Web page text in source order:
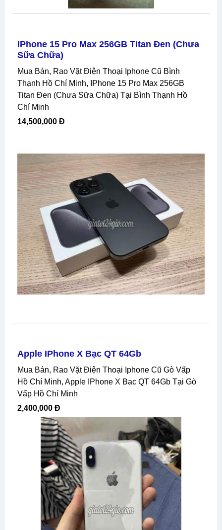
IPhone 15 Pro Max 256GB Titan Đen (chưa
Sữa Chữa)
Mua Bán, Rao Vặt Điện Thoại Iphone Cũ Bình
Thạnh Hồ Chí Minh, IPhone 15 Pro Max 256GB
Titan Đen (chưa Sữa Chữa) Tại Bình Thạnh Hồ
Chí Minh
14,500,000 Đ
Apple IPhone X Bạc QT 64Gb
Mua Bán, Rao Vặt Điện Thoại Iphone Cũ Gò Vấp
Hồ Chí Minh, Apple IPhone X Bạc QT 64Gb Tại Gò
Vấp Hồ Chí Minh
2,400,000 Đ